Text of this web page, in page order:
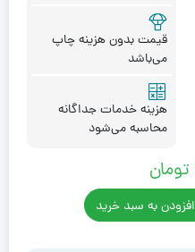
قیمت بدون هزینه چاپ
می‌باشد
هزینه خدمات جداگانه
محاسبه می‌شود
تومان
افزودن به سبد خرید